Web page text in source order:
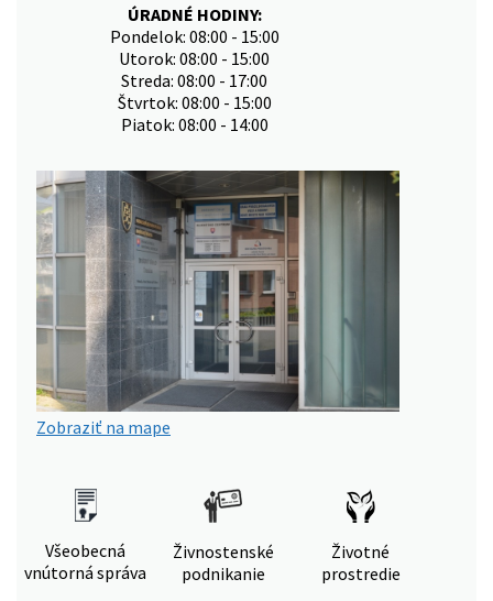
ÚRADNÉ HODINY:
Pondelok: 08:00 - 15:00
Utorok: 08:00 - 15:00
Streda: 08:00 - 17:00
Štvrtok: 08:00 - 15:00
Piatok: 08:00 - 14:00
Zobraziť na mape
Všeobecná
vnútorná správa
Živnostenské
podnikanie
Životné
prostredie